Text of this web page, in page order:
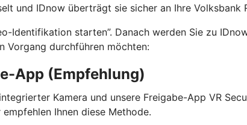
und IDnow überträgt sie sicher an Ihre Volksbank
Identifikation starten”. Danach werden Sie zu
Vorgang durchführen möchten:
App (Empfehlung)
Kamera und unsere Freigabe-App VR
Ihnen diese Methode.